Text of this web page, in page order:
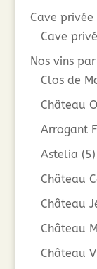
Cave privée
Cave
Nos vins
Clos de
Château
Arrogant
Astelia (5)
Château
Château
Château
Château